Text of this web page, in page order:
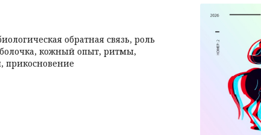
обратная связь, роль
кожный опыт, ритмы,
прикосновение